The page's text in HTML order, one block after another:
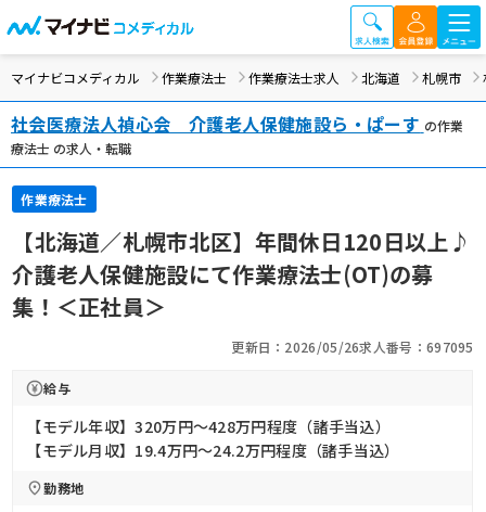
マイナビコメディカル 作業療法士 作業療法士求人 北海道 札幌市
社会医療法人禎心会 介護老人保健施設ら・ぱーす の作業
療法士 の求人・転職
作業療法士
【北海道／札幌市北区】年間休日120日以上♪
介護老人保健施設にて作業療法士(OT)の募
集！＜正社員＞
更新日：2026/05/26求人番号：697095
給与
【モデル年収】320万円〜428万円程度（諸手当込）
【モデル月収】19.4万円〜24.2万円程度（諸手当込）
勤務地